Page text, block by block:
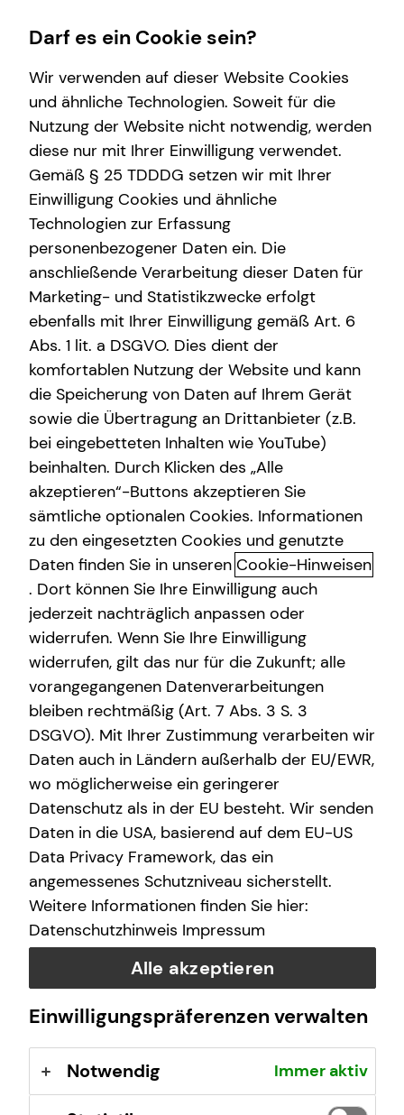
Kapitalanlage Immobilien
Überblick
Voraussetzungen
Steuerliche Vorteile
Wissenswertes
Über tecis
Finanzberatung
Immobilienfinanzierung
Investment
Thomas W. Schmidt
General Sales Manager
E-Mail Anruf
thomas.schmidt@tecis.de
Knaackstraße 86
10435 Berlin
+49 (160) 97794274
Geschäftszeiten
Montag
Dienstag 09:00 - 15:00 Uhr
Mittwoch 10:00 - 21:00 Uhr
Donnerstag 09:00 - 21:00 Uhr
Freitag 10:00 - 20:00 Uhr
Selbstverständlich sind auch Termine außerhalb
dieser Geschäftszeiten auf Anfrage möglich.
Kontaktformular
Darf es ein Cookie sein?
Wir verwenden auf dieser Website Cookies
und ähnliche Technologien. Soweit für die
Nutzung der Website nicht notwendig, werden
diese nur mit Ihrer Einwilligung verwendet.
Gemäß § 25 TDDDG setzen wir mit Ihrer
Einwilligung Cookies und ähnliche
Technologien zur Erfassung
personenbezogener Daten ein. Die
anschließende Verarbeitung dieser Daten für
Marketing- und Statistikzwecke erfolgt
ebenfalls mit Ihrer Einwilligung gemäß Art. 6
Abs. 1 lit. a DSGVO. Dies dient der
komfortablen Nutzung der Website und kann
die Speicherung von Daten auf Ihrem Gerät
sowie die Übertragung an Drittanbieter (z.B.
bei eingebetteten Inhalten wie YouTube)
beinhalten. Durch Klicken des „Alle
akzeptieren“-Buttons akzeptieren Sie
sämtliche optionalen Cookies. Informationen
zu den eingesetzten Cookies und genutzte
Daten finden Sie in unseren Cookie-Hinweisen
. Dort können Sie Ihre Einwilligung auch
jederzeit nachträglich anpassen oder
widerrufen. Wenn Sie Ihre Einwilligung
widerrufen, gilt das nur für die Zukunft; alle
vorangegangenen Datenverarbeitungen
bleiben rechtmäßig (Art. 7 Abs. 3 S. 3
DSGVO). Mit Ihrer Zustimmung verarbeiten wir
Daten auch in Ländern außerhalb der EU/EWR,
wo möglicherweise ein geringerer
Datenschutz als in der EU besteht. Wir senden
Daten in die USA, basierend auf dem EU-US
Data Privacy Framework, das ein
angemessenes Schutzniveau sicherstellt.
Weitere Informationen finden Sie hier:
Datenschutzhinweis Impressum
Alle akzeptieren
Einwilligungspräferenzen verwalten
Notwendig Immer aktiv